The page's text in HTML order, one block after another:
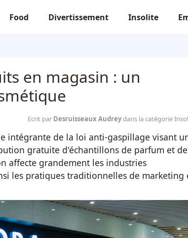
Food Divertissement Insolite
en magasin : un
Ecrit par Desruisseaux Audreydans la catégorie
intégrante de la loi anti-gaspillage visant
gratuite d'échantillons de parfum et de
affecte grandement les industries
les pratiques traditionnelles de marketing